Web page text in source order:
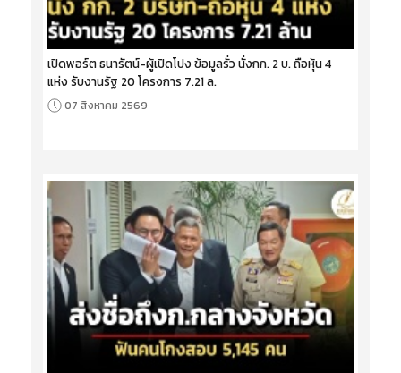
เปิดพอร์ต ธนารัตน์-ผู้เปิดโปง ข้อมูลรั่ว นั่งกก. 2 บ. ถือหุ้น 4
แห่ง รับงานรัฐ 20 โครงการ 7.21 ล.
07 สิงหาคม 2569